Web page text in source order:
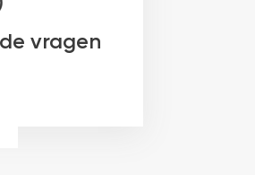
vragen